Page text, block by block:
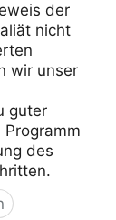
der
nicht
wir unser
guter
des